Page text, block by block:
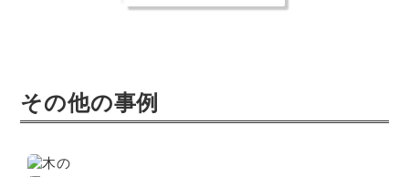
その他の事例